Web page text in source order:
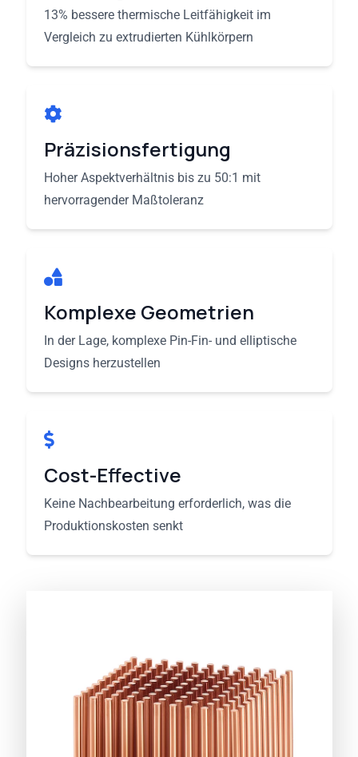
13% bessere thermische Leitfähigkeit im
Vergleich zu extrudierten Kühlkörpern
Präzisionsfertigung
Hoher Aspektverhältnis bis zu 50:1 mit
hervorragender Maßtoleranz
Komplexe Geometrien
In der Lage, komplexe Pin-Fin- und elliptische
Designs herzustellen
Cost-Effective
Keine Nachbearbeitung erforderlich, was die
Produktionskosten senkt